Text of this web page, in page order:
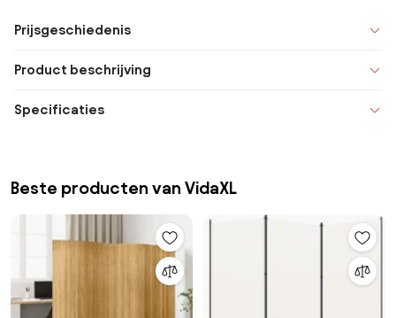
Prijsgeschiedenis
Product beschrijving
Specificaties
Beste producten van VidaXL